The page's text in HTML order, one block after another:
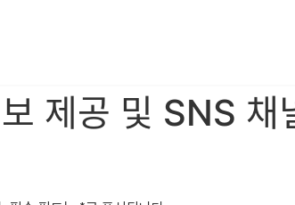
제공 및 SNS